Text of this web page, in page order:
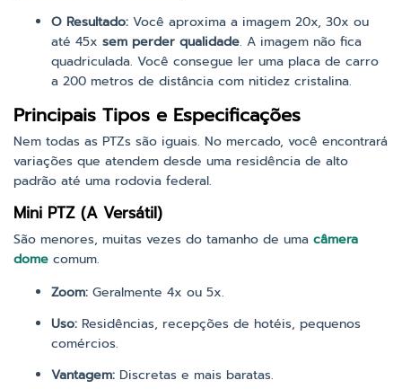
O Resultado: Você aproxima a imagem 20x, 30x ou
até 45x sem perder qualidade. A imagem não fica
quadriculada. Você consegue ler uma placa de carro
a 200 metros de distância com nitidez cristalina.
Principais Tipos e Especificações
Nem todas as PTZs são iguais. No mercado, você encontrará
variações que atendem desde uma residência de alto
padrão até uma rodovia federal.
Mini PTZ (A Versátil)
São menores, muitas vezes do tamanho de uma câmera
dome comum.
Zoom: Geralmente 4x ou 5x.
Uso: Residências, recepções de hotéis, pequenos
comércios.
Vantagem: Discretas e mais baratas.